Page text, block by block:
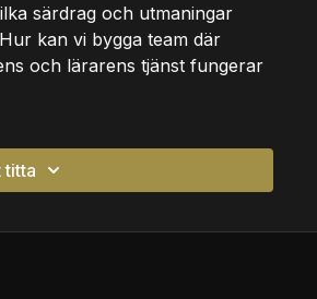
särdrag och utmaningar
kan vi bygga team där
och lärarens tjänst fungerar
titta